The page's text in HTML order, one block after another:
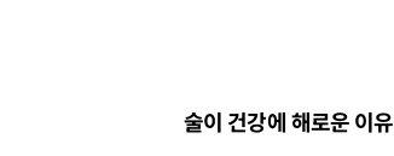
술이 건강에 해로운 이유